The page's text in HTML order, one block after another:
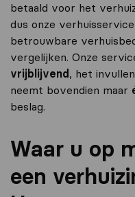
betaald voor het
dus onze
betrouwbare
vergelijken. Onze
vrijblijvend , het
neemt bovendien maar
beslag.
Waar u op
een